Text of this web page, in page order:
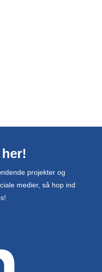
projekter og
medier, så hop ind